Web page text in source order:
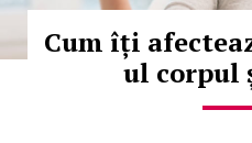
Cum îți
ul corpul